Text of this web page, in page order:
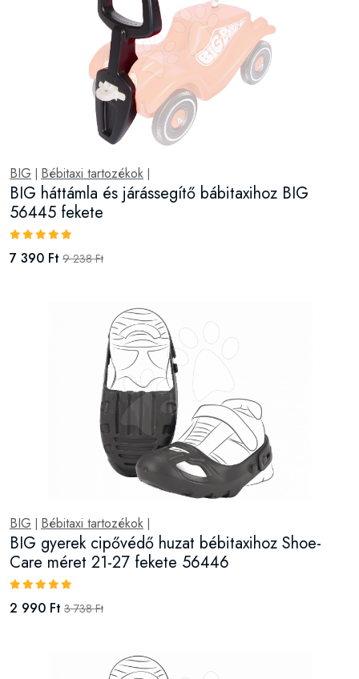
BIG Bébitaxi tartozékok
BIG háttámla és járássegítő bábitaxihoz BIG
56445 fekete
7 390 Ft 9 238 Ft
BIG Bébitaxi tartozékok
BIG gyerek cipővédő huzat bébitaxihoz Shoe-
Care méret 21-27 fekete 56446
2 990 Ft 3 738 Ft